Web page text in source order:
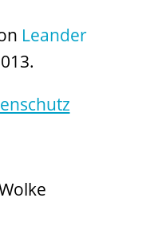
Leander